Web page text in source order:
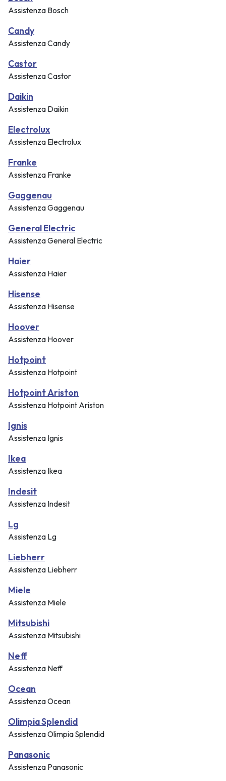
Assistenza Bosch
Candy
Assistenza Candy
Castor
Assistenza Castor
Daikin
Assistenza Daikin
Electrolux
Assistenza Electrolux
Franke
Assistenza Franke
Gaggenau
Assistenza Gaggenau
General Electric
Assistenza General Electric
Haier
Assistenza Haier
Hisense
Assistenza Hisense
Hoover
Assistenza Hoover
Hotpoint
Assistenza Hotpoint
Hotpoint Ariston
Assistenza Hotpoint Ariston
Ignis
Assistenza Ignis
Ikea
Assistenza Ikea
Indesit
Assistenza Indesit
Lg
Assistenza Lg
Liebherr
Assistenza Liebherr
Miele
Assistenza Miele
Mitsubishi
Assistenza Mitsubishi
Neff
Assistenza Neff
Ocean
Assistenza Ocean
Olimpia Splendid
Assistenza Olimpia Splendid
Panasonic
Assistenza Panasonic